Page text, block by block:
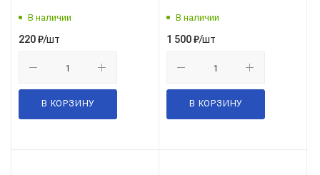
для стяжки крепления
груза (ТА-УКР6575К)
В наличии
220₽/шт
В КОРЗИНУ
("TOP AUTO" С.Петербург)
РК45012UB
В наличии
1 500₽/шт
В КОРЗИНУ